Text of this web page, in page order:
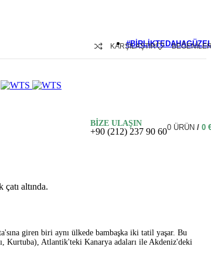
KARŞILAŞTIR
Seyşeller
BİZE ULAŞIN
+90 (212) 237 90 600 ÜRÜN / 0
altında.
giren biri aynı ülkede bambaşka iki tatil yaşar. Bu
Kurtuba), Atlantik'teki Kanarya adaları ile Akdeniz'deki